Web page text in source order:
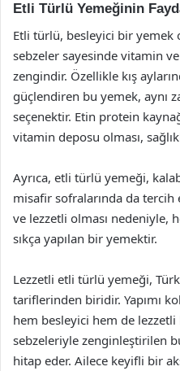
Etli Türlü Yemeğinin
Etli türlü, besleyici bir yemek
sebzeler sayesinde vitamin
zengindir. Özellikle kış
güçlendiren bu yemek, aynı
seçenektir. Etin protein
vitamin deposu olması,
Ayrıca, etli türlü yemeği,
misafir sofralarında da tercih
ve lezzetli olması nedeniyle,
sıkça yapılan bir yemektir.
Lezzetli etli türlü yemeği,
tariflerinden biridir. Yapımı
hem besleyici hem de
sebzeleriyle zenginleştirilen
hitap eder. Ailece keyifli bir